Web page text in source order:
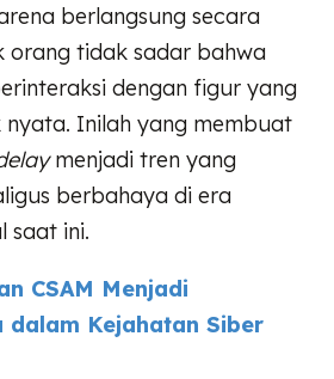
berlangsung secara
orang tidak sadar bahwa
dengan figur yang
Inilah yang membuat
menjadi tren yang
berbahaya di era
saat ini.
CSAM Menjadi
dalam Kejahatan Siber